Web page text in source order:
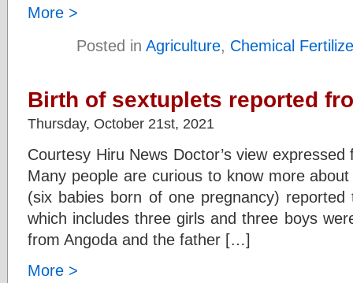
More >
Posted in Agriculture, Chemical
Birth of sextuplets reported
Thursday, October 21st, 2021
Courtesy Hiru News Doctor’s view
Many people are curious to know more
(six babies born of one pregnancy)
which includes three girls and three boys
from Angoda and the father […]
More >